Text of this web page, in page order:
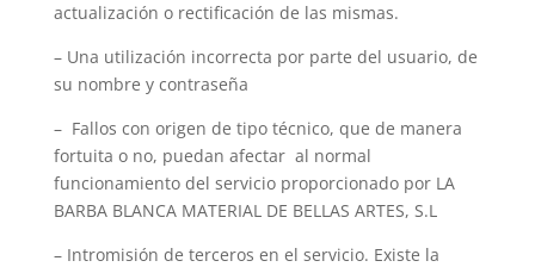
actualización o rectificación de las mismas.
– Una utilización incorrecta por parte del usuario, de
su nombre y contraseña
– Fallos con origen de tipo técnico, que de manera
fortuita o no, puedan afectar al normal
funcionamiento del servicio proporcionado por LA
BARBA BLANCA MATERIAL DE BELLAS ARTES, S.L
– Intromisión de terceros en el servicio. Existe la